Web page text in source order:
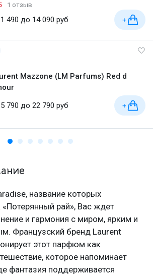
1 отзыв
490 до 14 090 руб +
Mazzone (LM Parfums) Red d
790 до 22 790 руб
+
название которых
«Потерянный рай», Вас ждет
и гармония с миром, ярким и
Французский бренд Laurent
этот парфюм как
которое напоминает
фантазия поддерживается